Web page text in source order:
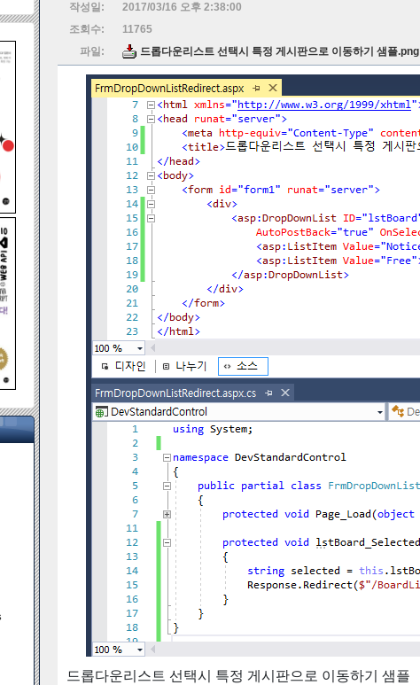
작성일:
2017/03/16 오후 2:38:00
조회수:
11765
파일:
드롭다운리스트 선택시 특정 게시판으로 이동하기 샘플
드롭다운리스트 선택시 특정 게시판으로 이동하기 샘플